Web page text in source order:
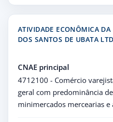
ATIVIDADE ECONÔMICA
DOS SANTOS DE UBATA
CNAE principal
4712100 - Comércio
geral com predominância
minimercados mercearias e